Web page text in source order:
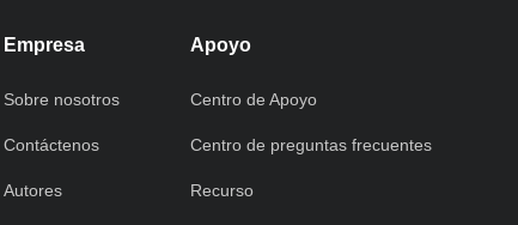
Empresa
Sobre nosotros
Contáctenos
Autores
Apoyo
Centro de Apoyo
Centro de preguntas frecuentes
Recurso